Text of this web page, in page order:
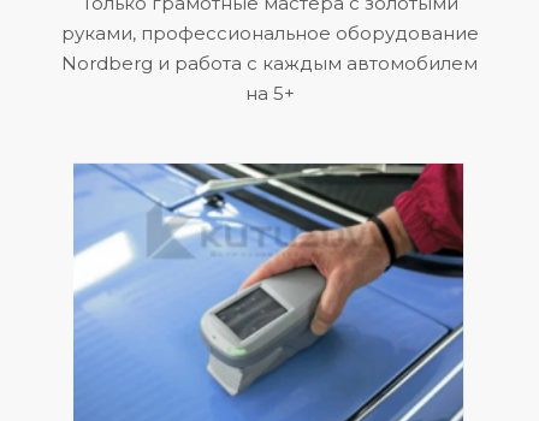
руками, профессиональное оборудование
Nordberg и работа с каждым автомобилем
на 5+